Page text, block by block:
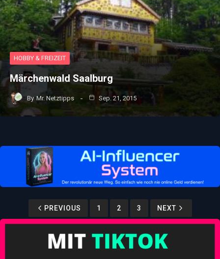
HOBBY & FREIZEIT
Märchenwald Saalburg
By Mr. Netztipps Sep. 21, 2015
PREVIOUS 1 2 3 NEXT